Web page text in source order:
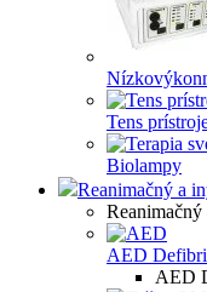
Tens
Biolampy
Reanimačný a
AED
AED